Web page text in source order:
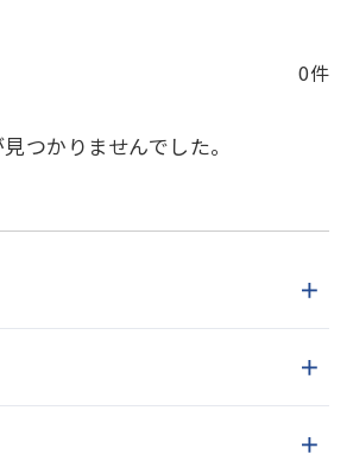
0件
つかりませんでした。
＋
＋
＋